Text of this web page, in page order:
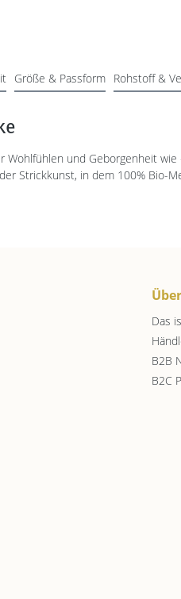
Größe & Passform Rohstoff &
und Geborgenheit
Strickkunst, in dem 100% Bio-
Das
B2B
B2C